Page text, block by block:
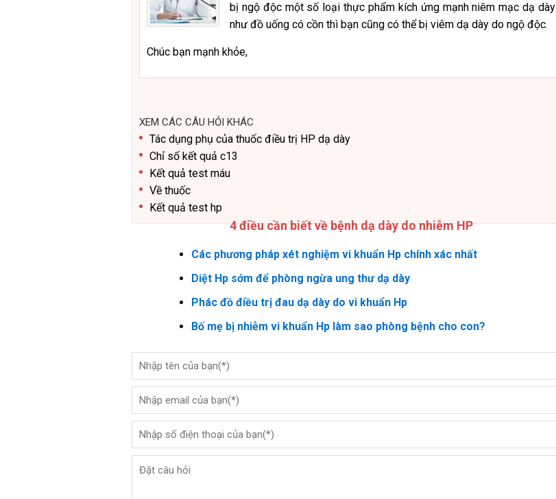
bị ngộ độc một số loại thực phẩm kích ứng mạnh niêm mạc dạ dày
như đồ uống có cồn thì bạn cũng có thể bị viêm dạ dày do ngộ độc.
Chúc bạn mạnh khỏe,
XEM CÁC CÂU HỎI KHÁC
Tác dụng phụ của thuốc điều trị HP dạ dày
Chỉ số kết quả c13
Kết quả test máu
Về thuốc
Kết quả test hp
4 điều cần biết về bệnh dạ dày do nhiễm HP
Các phương pháp xét nghiệm vi khuẩn Hp chính xác nhất
Diệt Hp sớm để phòng ngừa ung thư dạ dày
Phác đồ điều trị đau dạ dày do vi khuẩn Hp
Bố mẹ bị nhiễm vi khuẩn Hp làm sao phòng bệnh cho con?